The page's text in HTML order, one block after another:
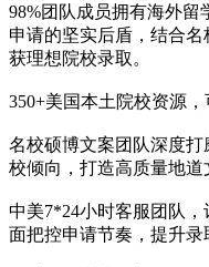
98%团队成员拥有海外
申请的坚实后盾，结合
获理想院校录取。
350+美国本土院校资源，
名校硕博文案团队深度
校倾向，打造高质量地道
中美7*24小时客服团队
面把控申请节奏，提升录